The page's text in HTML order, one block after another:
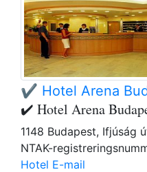
✔️ Hotel Arena
✔️ Hotel Arena
1148 Budapest, Ifjúság
NTAK-
Hotel E-mail